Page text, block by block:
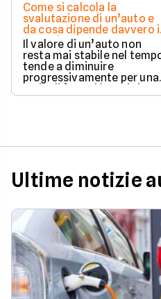
Come si calcola la
svalutazione di un’auto e
da cosa dipende davvero il
suo valore
Il valore di un’auto non
resta mai stabile nel
tende a diminuire
progressivamente per una
serie di fattori legati sia
all’utilizzo quotidiano sia
Ultime notizie